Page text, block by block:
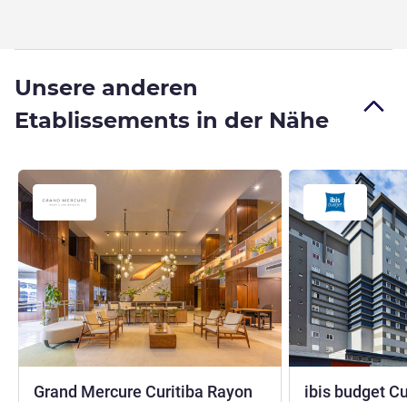
Unsere anderen
Etablissements in der Nähe
Grand Mercure Curitiba Rayon 5 Sterneibis budget